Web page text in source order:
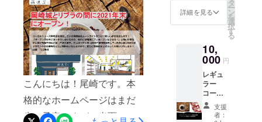
id=jp.ajg.gensenya本年も変
わらずのご愛顧のほどよろ
しくお願いいたします！
日にお待ちしております。
なお、先行して厳選屋アプ
リを作成しました。まだ
ベータ版ですので正式リ
リースは来週になります。
本日はパスワードを付けず
にダウンロードをできるよ
んってすごいなあと思いま
す。さて、大変お待たせを
しておりますが、返礼品の
準備のほうが徐々に整って
きておりますので、来週よ
り12月頭にかけまして発送
をしていきます。お届けま
こんにちは！尾崎です。本
格的なホームページはまだ
先の予定ですが、当面のご
営業日
後とな
りま
す。 ＊
飲み放
題の
コー
ヒーは
厳選屋
加でき
るよう
になり
た。
コー
ヒー通
の間で
幻とい
われる
ジャコ
ウネコ
詳細を見る
タ
ー
ン
を
選
択
す
る
10,
000 円
レギュ
ラー
コー
ヒー1ヶ
月飲み
支援
者：